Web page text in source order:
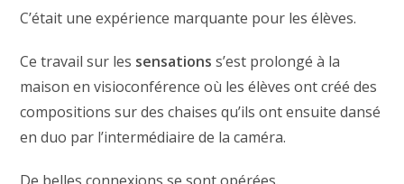
C’était une expérience marquante pour les élèves.
Ce travail sur les sensationss’est prolongé à la
maison en visioconférence où les élèves ont créé des
compositions sur des chaises qu’ils ont ensuite dansé
en duo par l’intermédiaire de la caméra.